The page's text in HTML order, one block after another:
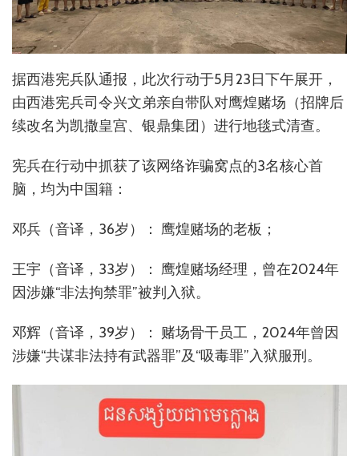
据西港宪兵队通报，此次行动于5月23日下午展开，
由西港宪兵司令兴文弟亲自带队对鹰煌赌场（招牌后
续改名为凯撒皇宫、银鼎集团）进行地毯式清查。
宪兵在行动中抓获了该网络诈骗窝点的3名核心首
脑，均为中国籍：
邓兵（音译，36岁）： 鹰煌赌场的老板；
王宇（音译，33岁）： 鹰煌赌场经理，曾在2024年
因涉嫌“非法拘禁罪”被判入狱。
邓辉（音译，39岁）： 赌场骨干员工，2024年曾因
涉嫌“共谋非法持有武器罪”及“吸毒罪”入狱服刑。